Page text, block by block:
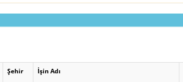
Şehir İşin Adı